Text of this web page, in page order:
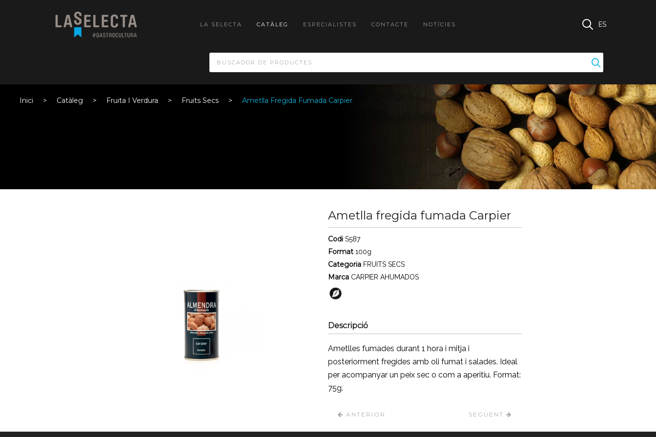
LA SELECTA CATÀLEG ESPECIALISTES CONTACTE NOTÍCIES ES
Inici Catàleg Fruita I Verdura Fruits Secs Ametlla Fregida Fumada Carpier
Ametlla fregida fumada Carpier
Codi S587
Format 100g
Categoria FRUITS SECS
Marca CARPIER AHUMADOS
Descripció
Ametlles fumades durant 1 hora i mitja i
posteriorment fregides amb oli fumat i salades. Ideal
per acompanyar un peix sec o com a aperitiu. Format:
75g.
ANTERIOR SEGÜENT